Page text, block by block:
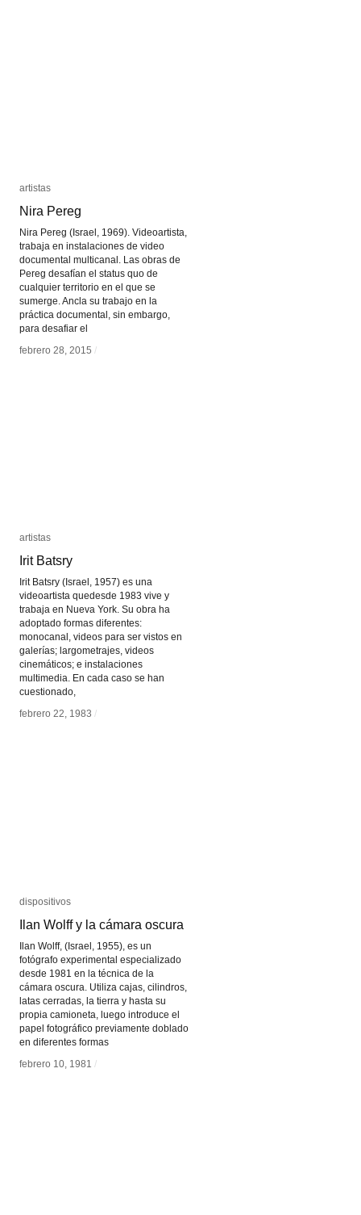
artistas
Nira Pereg
Nira Pereg (Israel, 1969). Videoartista,
trabaja en instalaciones de video
documental multicanal. Las obras de
Pereg desafían el status quo de
cualquier territorio en el que se
sumerge. Ancla su trabajo en la
práctica documental, sin embargo,
para desafiar el
febrero 28, 2015 /
artistas
Nira Pereg
febrero 28, 2015 /
artistas
Irit Batsry
Irit Batsry (Israel, 1957) es una
videoartista quedesde 1983 vive y
trabaja en Nueva York. Su obra ha
adoptado formas diferentes:
monocanal, videos para ser vistos en
galerías; largometrajes, videos
cinemáticos; e instalaciones
multimedia. En cada caso se han
cuestionado,
febrero 22, 1983 /
artistas
Irit Batsry
febrero 22, 1983 /
dispositivos
Ilan Wolff y la cámara oscura
Ilan Wolff, (Israel, 1955), es un
fotógrafo experimental especializado
desde 1981 en la técnica de la
cámara oscura. Utiliza cajas, cilindros,
latas cerradas, la tierra y hasta su
propia camioneta, luego introduce el
papel fotográfico previamente doblado
en diferentes formas
febrero 10, 1981 /
dispositivos
Ilan Wolff y la cámara oscura
febrero 10, 1981 /